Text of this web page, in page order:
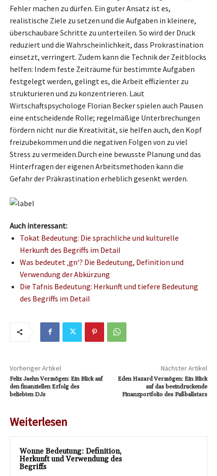
Fehler machen zu dürfen. Ein guter Ansatz ist es,
realistische Ziele zu setzen und die Aufgaben in kleinere,
überschaubare Schritte zu unterteilen. So wird der Druck
reduziert und die Wahrscheinlichkeit, dass Prokrastination
einsetzt, verringert. Zudem kann die Technik der Zeitblocks
helfen: Indem feste Zeiträume für bestimmte Aufgaben
festgelegt werden, gelingt es, die Arbeit effizienter zu
strukturieren und zu konzentrieren. Laut
Wirtschaftspsychologe Florian Becker spielen auch Pausen
eine entscheidende Rolle; regelmäßige Unterbrechungen
fördern nicht nur die Kreativität, sie helfen auch, den Kopf
freizubekommen und die negativen Folgen von zu viel
Stress zu vermeiden.Durch eine bewusste Planung und das
Hinterfragen der eigenen Arbeitsmethoden kann die
Gefahr der Präkrastination erheblich gesenkt werden.
Auch interessant:
Tokat Bedeutung: Die sprachliche und kulturelle
Herkunft des Begriffs im Detail
Was bedeutet ‚gn‘? Die Bedeutung, Definition und
Verwendung der Abkürzung
Die Tafnis Bedeutung: Herkunft und tiefere Bedeutung
des Begriffs im Detail
Vorheriger Artikel
Felix Jaehn Vermögen: Ein Blick auf
den finanziellen Erfolg des
beliebten DJs
Nächster Artikel
Eden Hazard Vermögen: Ein Blick
auf das beeindruckende
Finanzportfolio des Fußballstars
Weiterlesen
Wonne Bedeutung: Definition,
Herkunft und Verwendung des
Begriffs